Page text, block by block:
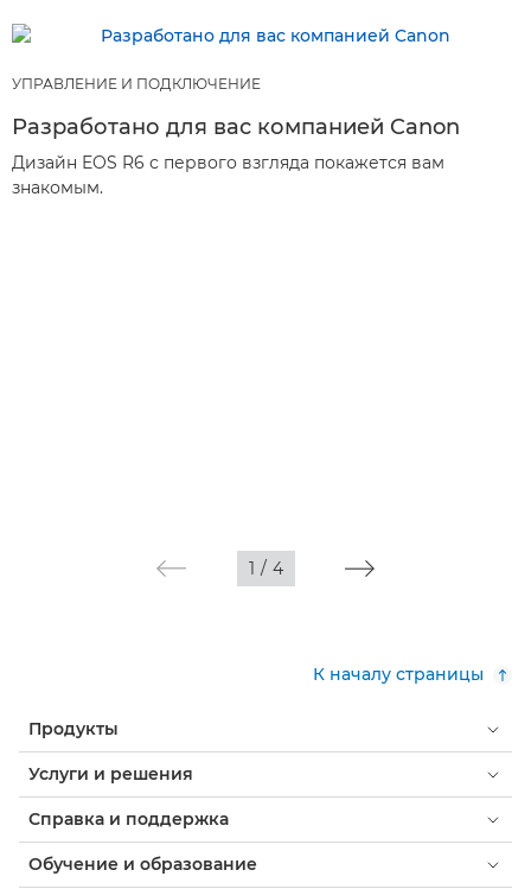
УПРАВЛЕНИЕ И ПОДКЛЮЧЕНИЕ
Разработано для вас компанией Canon
Дизайн EOS R6 с первого взгляда покажется вам
знакомым.
1 / 4
К началу страницы
Продукты
Услуги и решения
Справка и поддержка
Обучение и образование